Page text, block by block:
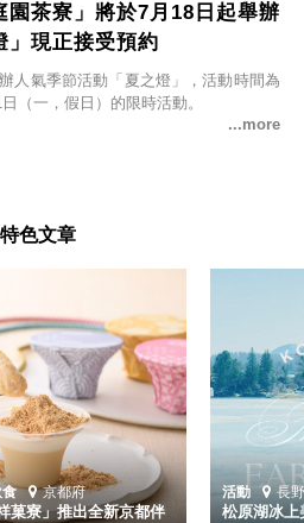
園茶寮」將於7月18日起舉辦
」現正接受預約
人氣季節活動「夏之燈」，活動時間為
（一，假日）的限時活動。
特色文章
京都府
菓寮」推出全新京都伴
活動 長
松原湖冰